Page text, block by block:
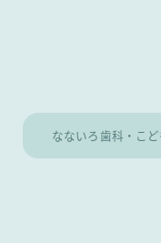
なないろ歯科・こ